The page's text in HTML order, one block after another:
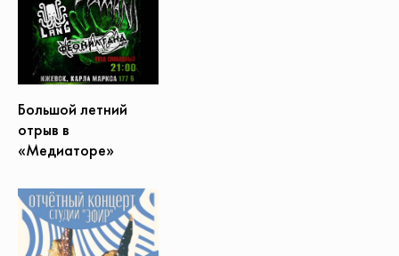
Большой летний
отрыв в
«Медиаторе»